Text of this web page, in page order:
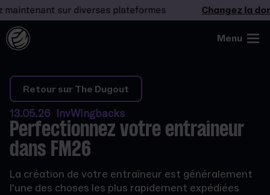
sur diverses plateformes Changez la donne
Menu
Retour sur The Dugout
13.05.26 InvWingbacks
Perfectionnez votre entraîneur
dans FM26
La création de votre entraîneur est généralement
l'une des choses les plus rapidement expédiées